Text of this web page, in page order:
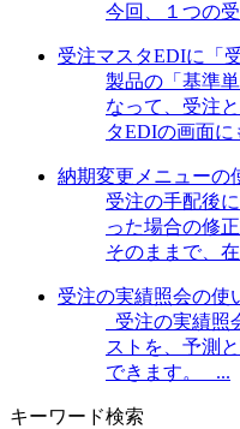
今回、１つの
受注マスタEDIに「
製品の「基準
なって、受注
タEDIの画面
納期変更メニューの
受注の手配後
った場合の修
そのままで、
受注の実績照会の使
受注の実績照
ストを、予測
できます。 ...
キーワード検索